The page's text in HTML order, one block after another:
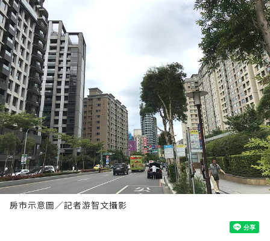
房市示意圖／記者游智文攝影